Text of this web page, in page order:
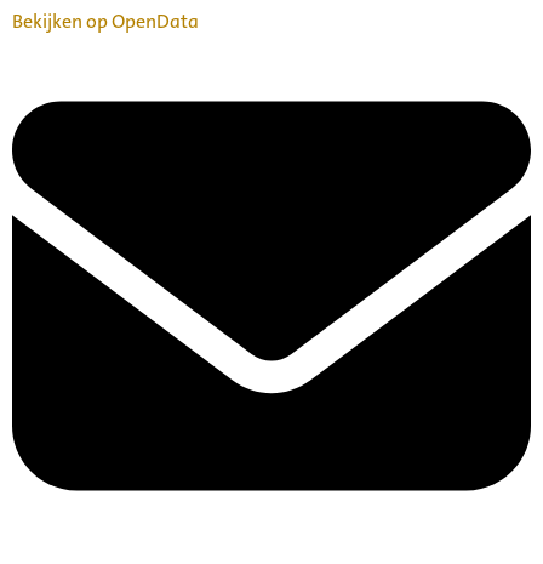
Bekijken op OpenData